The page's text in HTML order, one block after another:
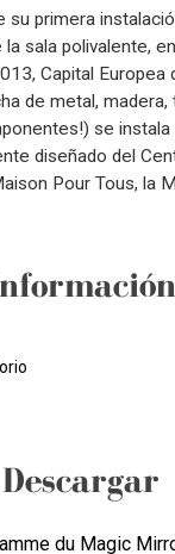
su primera
sala polivalente,
Capital Europea
de metal,
se instala
diseñado del
Pour Tous, la
Descargar
du Magic